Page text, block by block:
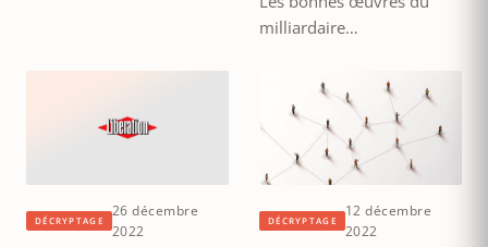
milliardaire…
DÉCRYPTAGE
26 décembre
2022
DÉCRYPTAGE
12 décembre
2022